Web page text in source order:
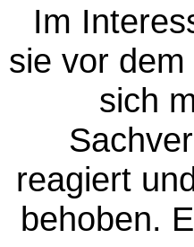
Im
sie vor
sich
reagiert
behoben.